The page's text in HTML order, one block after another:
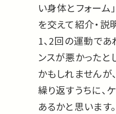
い身体とフォーム
を交えて紹介・説
1、2回の運動であ
ンスが悪かった
かもしれませんが
繰り返すうちに、
あるかと思います。